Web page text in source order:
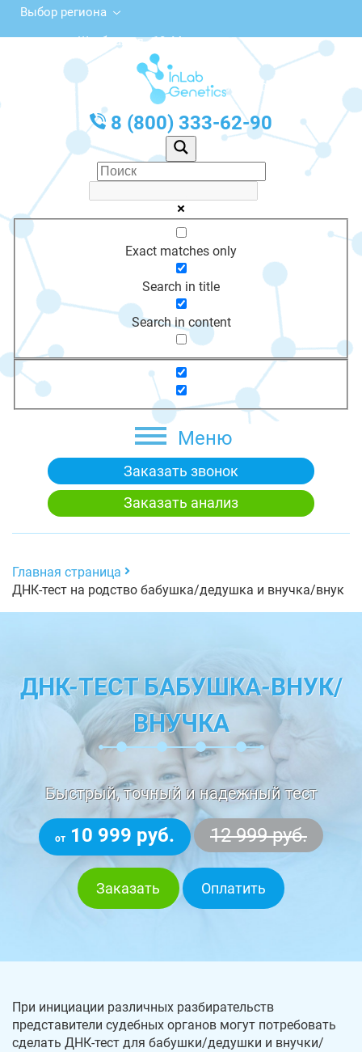
Выбор региона
Штабная ул., 10, Минусинск
с 10:00 до 20:00
График работы: Пн-Пт с 10:00 до 20:00
8 (800) 333-62-90
Exact matches only
Search in title
Search in content
Меню
Заказать звонок
Заказать анализ
Главная страница
ДНК-тест на родство бабушка/дедушка и внучка/внук
ДНК-ТЕСТ БАБУШКА-ВНУК/
ВНУЧКА
Быстрый, точный и надежный тест
от 10 999 руб. 12 999 руб.
Заказать Оплатить
При инициации различных разбирательств
представители судебных органов могут потребовать
сделать ДНК-тест для бабушки/дедушки и внучки/